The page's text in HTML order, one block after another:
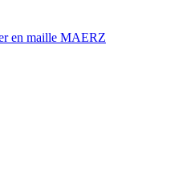
en maille MAERZ